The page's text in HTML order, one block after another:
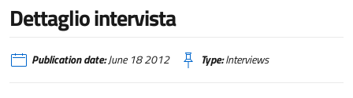
Dettaglio intervista
Publication date:June 18 2012 Type:Interviews